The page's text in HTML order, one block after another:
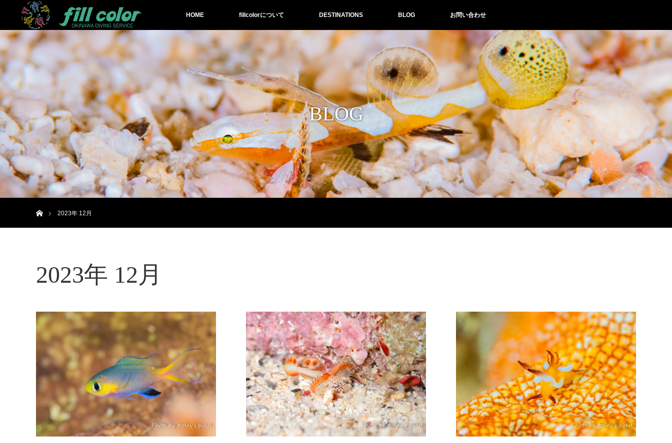
HOME fillcolorについて DESTINATIONS BLOG お問い合わせ
BLOG
2023年 12月
2023年 12月